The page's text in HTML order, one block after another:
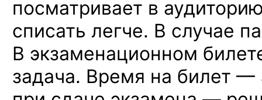
посматривает в
списать легче. В случае
В экзаменационном
задача. Время на билет —